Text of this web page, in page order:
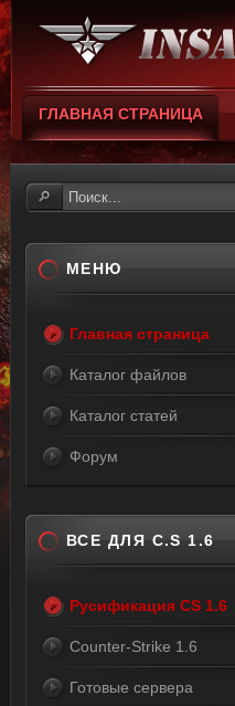
ГЛАВНАЯ СТРАНИЦА
МЕНЮ
Главная страница
Каталог файлов
Каталог статей
Форум
ВСЕ ДЛЯ C.S 1.6
Русификация CS 1.6
Counter-Strike 1.6
Готовые сервера